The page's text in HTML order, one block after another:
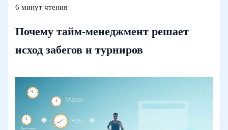
6 минут чтения
Почему тайм-менеджмент решает
исход забегов и турниров